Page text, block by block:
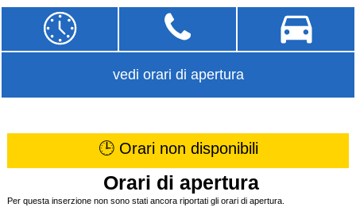
vedi orari di apertura
🕒 Orari non disponibili
Orari di apertura
Per questa inserzione non sono stati ancora riportati gli orari di apertura.